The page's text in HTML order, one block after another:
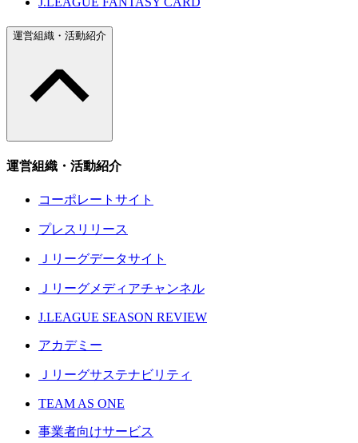
運営組織・活動紹介
運営組織・活動紹介
コーポレートサイト
プレスリリース
Ｊリーグデータサイト
Ｊリーグメディアチャンネル
J.LEAGUE SEASON REVIEW
アカデミー
Ｊリーグサステナビリティ
TEAM AS ONE
事業者向けサービス